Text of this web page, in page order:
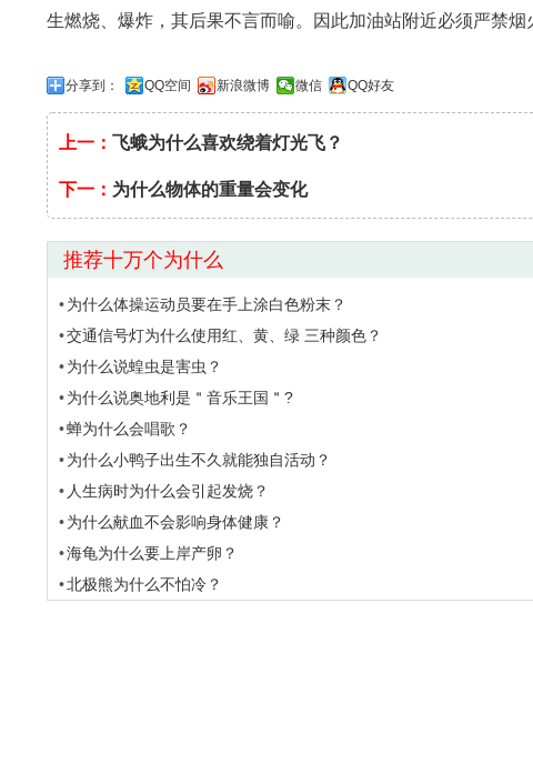
生燃烧、爆炸，其后果不言而喻。因此加油站附近必须严禁烟
分享到： QQ空间 新浪微博 微信 QQ好友
上一： 飞蛾为什么喜欢绕着灯光飞？
下一： 为什么物体的重量会变化
推荐十万个为什么
为什么体操运动员要在手上涂白色粉末？
交通信号灯为什么使用红、黄、绿 三种颜色？
为什么说蝗虫是害虫？
为什么说奥地利是＂音乐王国＂?
蝉为什么会唱歌？
为什么小鸭子出生不久就能独自活动？
人生病时为什么会引起发烧？
为什么献血不会影响身体健康？
海龟为什么要上岸产卵？
北极熊为什么不怕冷？